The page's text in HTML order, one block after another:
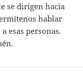
se dirigen hacia
hablar
esas personas.